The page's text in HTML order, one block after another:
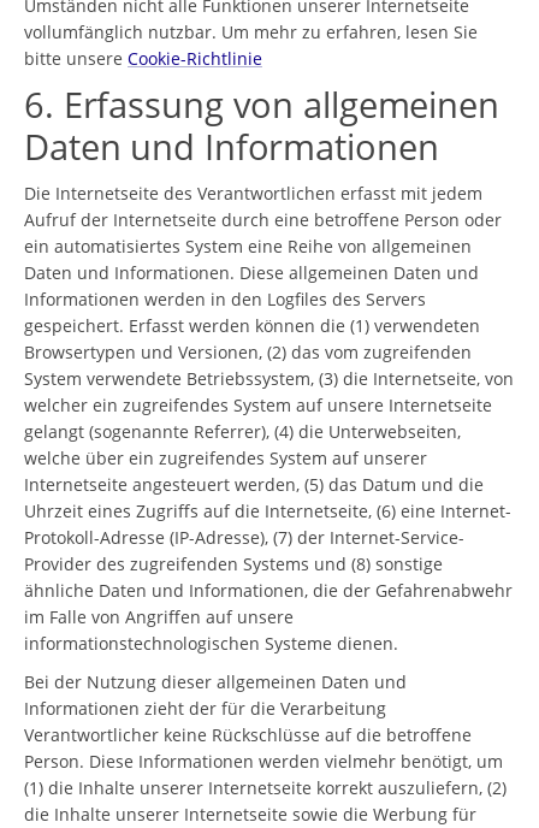
Umständen nicht alle Funktionen unserer Internetseite
vollumfänglich nutzbar. Um mehr zu erfahren, lesen Sie
bitte unsere Cookie-Richtlinie
6. Erfassung von allgemeinen
Daten und Informationen
Die Internetseite des Verantwortlichen erfasst mit jedem
Aufruf der Internetseite durch eine betroffene Person oder
ein automatisiertes System eine Reihe von allgemeinen
Daten und Informationen. Diese allgemeinen Daten und
Informationen werden in den Logfiles des Servers
gespeichert. Erfasst werden können die (1) verwendeten
Browsertypen und Versionen, (2) das vom zugreifenden
System verwendete Betriebssystem, (3) die Internetseite, von
welcher ein zugreifendes System auf unsere Internetseite
gelangt (sogenannte Referrer), (4) die Unterwebseiten,
welche über ein zugreifendes System auf unserer
Internetseite angesteuert werden, (5) das Datum und die
Uhrzeit eines Zugriffs auf die Internetseite, (6) eine Internet-
Protokoll-Adresse (IP-Adresse), (7) der Internet-Service-
Provider des zugreifenden Systems und (8) sonstige
ähnliche Daten und Informationen, die der Gefahrenabwehr
im Falle von Angriffen auf unsere
informationstechnologischen Systeme dienen.
Bei der Nutzung dieser allgemeinen Daten und
Informationen zieht der für die Verarbeitung
Verantwortlicher keine Rückschlüsse auf die betroffene
Person. Diese Informationen werden vielmehr benötigt, um
(1) die Inhalte unserer Internetseite korrekt auszuliefern, (2)
die Inhalte unserer Internetseite sowie die Werbung für